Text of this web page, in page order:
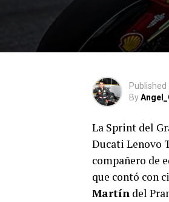
Published
By
La Sprint del
Ducati Lenovo
compañero de
que contó con
Martín del